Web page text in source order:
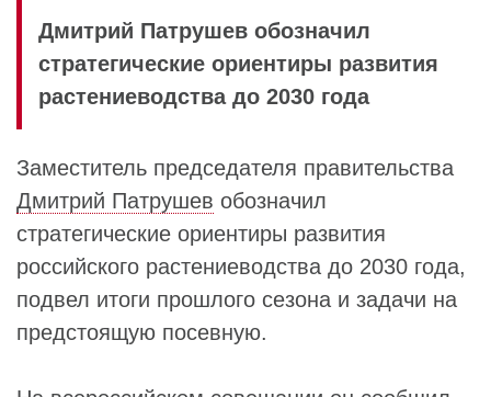
Дмитрий Патрушев обозначил
стратегические ориентиры развития
растениеводства до 2030 года
Заместитель председателя правительства
Дмитрий Патрушев обозначил
стратегические ориентиры развития
российского растениеводства до 2030 года,
подвел итоги прошлого сезона и задачи на
предстоящую посевную.